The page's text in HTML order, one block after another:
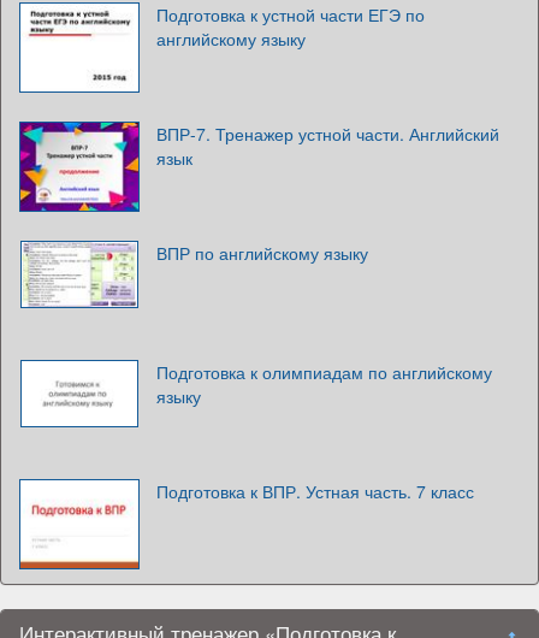
Подготовка к устной части ЕГЭ по
английскому языку
ВПР-7. Тренажер устной части. Английский
язык
ВПР по английскому языку
Подготовка к олимпиадам по английскому
языку
Подготовка к ВПР. Устная часть. 7 класс